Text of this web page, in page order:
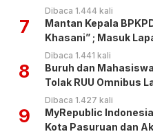
Dibaca 1.444 kali
7
Mantan Kepala
Khasani” ; Masuk
Dibaca 1.441 kali
8
Buruh dan
Tolak RUU Omnibus
Dibaca 1.427 kali
9
MyRepublic
Kota Pasuruan dan